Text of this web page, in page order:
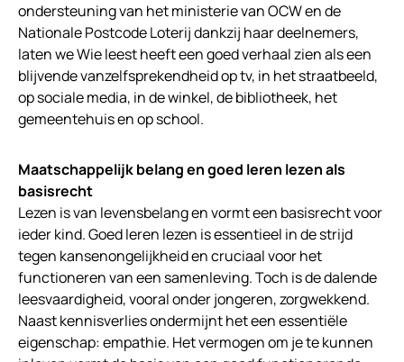
ondersteuning van het ministerie van OCW en de
Nationale Postcode Loterij dankzij haar deelnemers,
laten we Wie leest heeft een goed verhaal zien als een
blijvende vanzelfsprekendheid op tv, in het straatbeeld,
op sociale media, in de winkel, de bibliotheek, het
gemeentehuis en op school.
Maatschappelijk belang en goed leren lezen als
basisrecht
Lezen is van levensbelang en vormt een basisrecht voor
ieder kind. Goed leren lezen is essentieel in de strijd
tegen kansenongelijkheid en cruciaal voor het
functioneren van een samenleving. Toch is de dalende
leesvaardigheid, vooral onder jongeren, zorgwekkend.
Naast kennisverlies ondermijnt het een essentiële
eigenschap: empathie. Het vermogen om je te kunnen